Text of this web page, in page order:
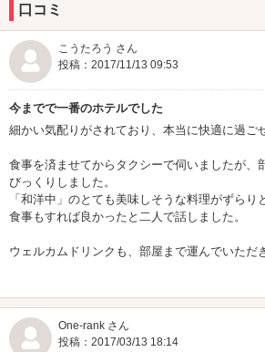
口コミ
こうたろう さん
投稿：2017/11/13 09:53
今までで一番のホテルでした
細かい気配りがされており、本当に快適に過ご
食事を済ませてからタクシーで伺いましたが、
びっくりしました。
「和洋中」のとても美味しそうな料理がずらり
食事もすれば良かったと二人で話しました。
ウェルカムドリンクも、部屋まで運んでいただ
One-rank さん
投稿：2017/03/13 18:14